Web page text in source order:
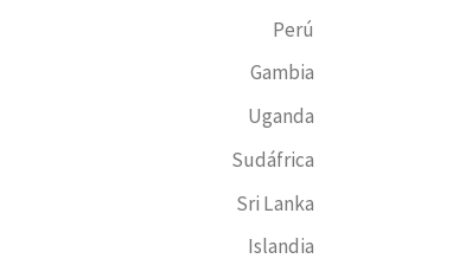
Perú
Gambia
Uganda
Sudáfrica
Sri Lanka
Islandia